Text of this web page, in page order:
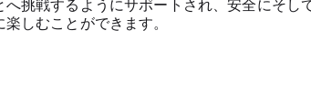
へ挑戦するようにサポートされ、安全にそし
しむことができます。